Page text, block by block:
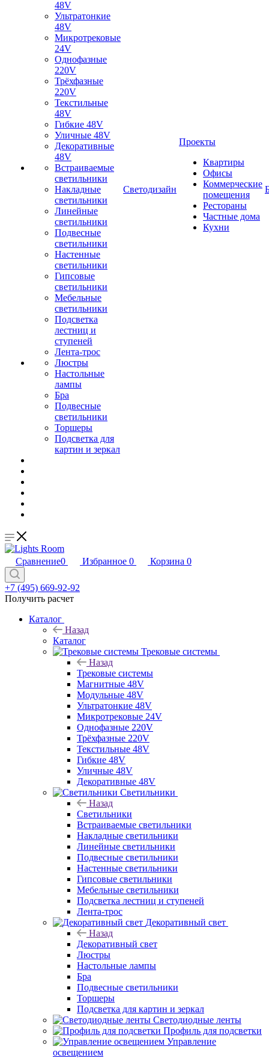
48V
Ультратонкие
48V
Микротрековые
24V
Однофазные
220V
Трёхфазные
220V
Текстильные
48V
Гибкие 48V
Уличные 48V
Декоративные
48V
Встраиваемые
светильники
Накладные
светильники
Линейные
светильники
Подвесные
светильники
Настенные
светильники
Гипсовые
светильники
Мебельные
светильники
Подсветка
лестниц и
ступеней
Лента-трос
Люстры
Настольные
лампы
Бра
Подвесные
светильники
Торшеры
Подсветка для
картин и зеркал
Светодизайн
Проекты
Квартиры
Офисы
Коммерческие
помещения
Рестораны
Частные дома
Кухни
Сравнение0 Избранное 0 Корзина 0
+7 (495) 669-92-92
Получить расчет
Каталог
Назад
Каталог
Трековые системы
Назад
Трековые системы
Магнитные 48V
Модульные 48V
Ультратонкие 48V
Микротрековые 24V
Однофазные 220V
Трёхфазные 220V
Текстильные 48V
Гибкие 48V
Уличные 48V
Декоративные 48V
Светильники
Назад
Светильники
Встраиваемые светильники
Накладные светильники
Линейные светильники
Подвесные светильники
Настенные светильники
Гипсовые светильники
Мебельные светильники
Подсветка лестниц и ступеней
Лента-трос
Декоративный свет
Назад
Декоративный свет
Люстры
Настольные лампы
Бра
Подвесные светильники
Торшеры
Подсветка для картин и зеркал
Светодиодные ленты
Профиль для подсветки
Управление
освещением